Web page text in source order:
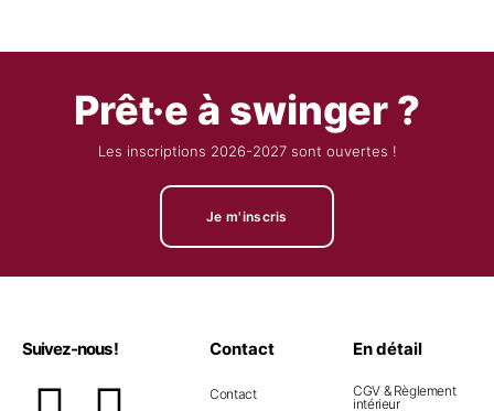
Prêt·e à swinger ?
Les inscriptions 2026-2027 sont ouvertes !
Je m'inscris
Suivez-nous ! Contact
Contact
En détail
CGV & Règlement
intérieur